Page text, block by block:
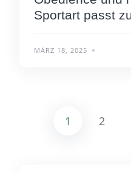
Sportart passt
MÄRZ 18, 2025
1 2